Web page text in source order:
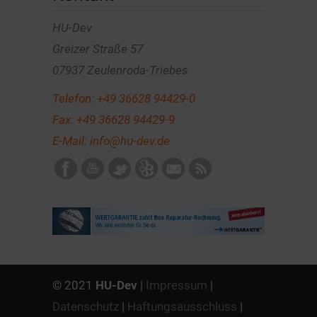
HU-Dev
Greizer Straße 57
07937 Zeulenroda-Triebes
Telefon: +49 36628 94429-0
Fax: +49 36628 94429-9
E-Mail: info@hu-dev.de
© 2021 HU-Dev | Impressum |
Datenschutz | Haftungsausschluss |